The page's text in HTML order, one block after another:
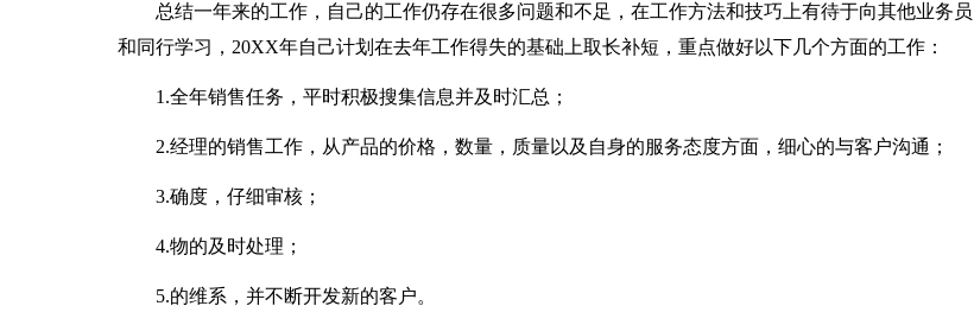
总结一年来的工作，自己的工作仍存在很多问题和不足，在工作方法和技巧上有待于向其他业务员
和同行学习，20XX年自己计划在去年工作得失的基础上取长补短，重点做好以下几个方面的工作：
1.全年销售任务，平时积极搜集信息并及时汇总；
2.经理的销售工作，从产品的价格，数量，质量以及自身的服务态度方面，细心的与客户沟通；
3.确度，仔细审核；
4.物的及时处理；
5.的维系，并不断开发新的客户。